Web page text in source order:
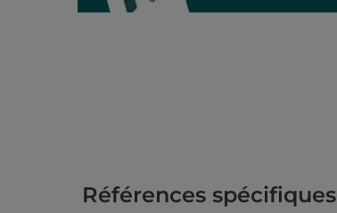
Références spécifiques